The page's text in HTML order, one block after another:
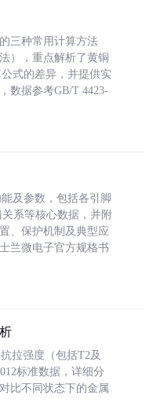
三种常用计算方法
），重点解析了黄铜
式的差异，并提供实
数据参考GB/T 4423-
及参数，包括各引脚
系等核心数据，并附
、保护机制及典型应
兰微电子官方规格书
拉强度（包括T2及
标准数据，详细分
比不同状态下的金属